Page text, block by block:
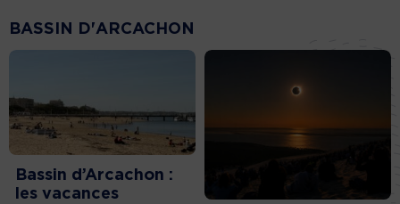
BASSIN D'ARCACHON
Bassin d’Arcachon :
les vacances